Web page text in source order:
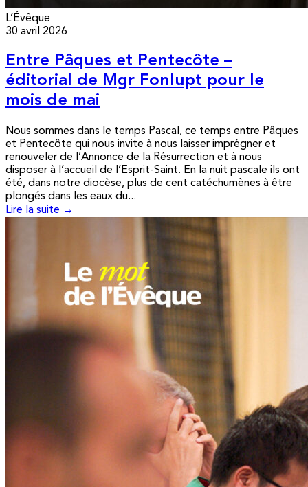
L’Évêque
30 avril 2026
Entre Pâques et Pentecôte –
éditorial de Mgr Fonlupt pour le
mois de mai
Nous sommes dans le temps Pascal, ce temps entre Pâques
et Pentecôte qui nous invite à nous laisser imprégner et
renouveler de l’Annonce de la Résurrection et à nous
disposer à l’accueil de l’Esprit-Saint. En la nuit pascale ils ont
été, dans notre diocèse, plus de cent catéchumènes à être
plongés dans les eaux du...
Lire la suite →